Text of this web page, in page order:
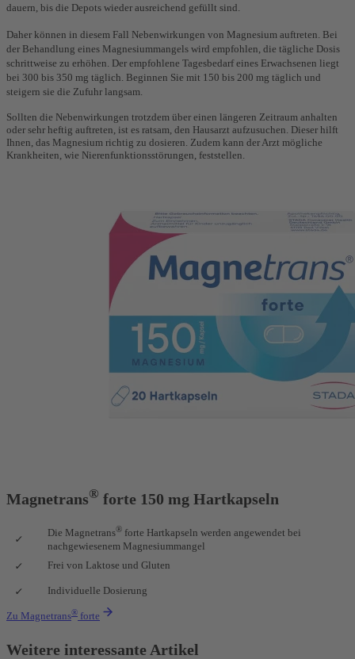
dauern, bis die Depots wieder ausreichend gefüllt sind.
Daher können in diesem Fall Nebenwirkungen von Magnesium auftreten. Bei
der Behandlung eines Magnesiummangels wird empfohlen, die tägliche Dosis
schrittweise zu erhöhen. Der empfohlene Tagesbedarf eines Erwachsenen liegt
bei 300 bis 350 mg täglich. Beginnen Sie mit 150 bis 200 mg täglich und
steigern sie die Zufuhr langsam.
​Sollten die Nebenwirkungen trotzdem über einen längeren Zeitraum anhalten
oder sehr heftig auftreten, ist es ratsam, den Hausarzt aufzusuchen. Dieser hilft
Ihnen, das Magnesium richtig zu dosieren. Zudem kann der Arzt mögliche
Krankheiten, wie Nierenfunktionsstörungen, feststellen.
Magnetrans® forte 150 mg Hartkapseln
Die Magnetrans® forte Hartkapseln werden angewendet bei
nachgewiesenem Magnesiummangel
Frei von Laktose und Gluten
Individuelle Dosierung
Zu Magnetrans® forte
Weitere interessante Artikel